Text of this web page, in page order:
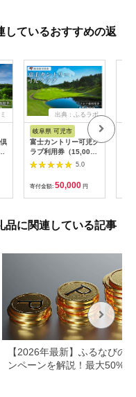
しているおすすめの返
出典：ふるラボ
岐阜県 可児市
富士カントリー可児ク
ラブ利用券（15,000
円分）
5.0
寄付金額: 50,000 円
品に関連している記事
【2026年最新】ふるなびの
ンペーンを解説！最大50%還